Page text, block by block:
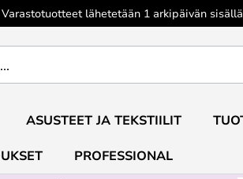
Varastotuotteet lähetetään 1 arkipäivän sisällä
ASUSTEET JA TEKSTIILIT
PROFESSIONAL